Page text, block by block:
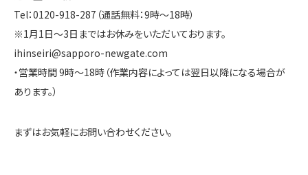
Tel：0120-918-287（通話無料：9時～18時）
※1月1日～3日まではお休みをいただいております。
ihinseiri@sapporo-newgate.com
・営業時間 9時～18時（作業内容によっては翌日以降になる場合が
あります。）
まずはお気軽にお問い合わせください。